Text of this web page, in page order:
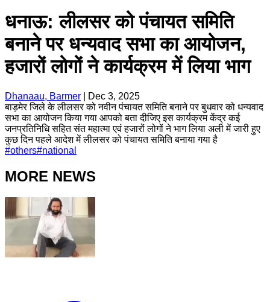
धनाऊ: लीलसर को पंचायत समिति
बनाने पर धन्यवाद सभा का आयोजन,
हजारों लोगों ने कार्यक्रम में लिया भाग
Dhanaau, Barmer
Dec 3, 2025
बाड़मेर जिले के लीलसर को नवीन पंचायत समिति बनाने पर बुधवार को धन्यवाद
सभा का आयोजन किया गया आपको बता दीजिए इस कार्यक्रम केंद्र कई
जनप्रतिनिधि सहित संत महात्मा एवं हजारों लोगों ने भाग लिया अली में जारी हुए
कुछ दिन पहले आदेश में लीलसर को पंचायत समिति बनाया गया है
#others#national
MORE NEWS